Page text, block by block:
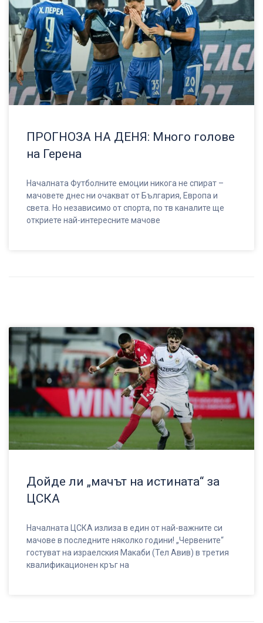
ПРОГНОЗА НА ДЕНЯ: Много голове
на Герена
Началната Футболните емоции никога не спират –
мачовете днес ни очакват от България, Европа и
света. Но независимо от спорта, по тв каналите ще
откриете най-интересните мачове
Дойде ли „мачът на истината“ за
ЦСКА
Началната ЦСКА излиза в един от най-важните си
мачове в последните няколко години! „Червените“
гостуват на израелския Макаби (Тел Авив) в третия
квалификационен кръг на